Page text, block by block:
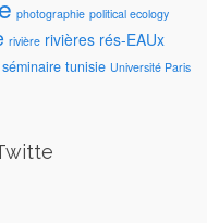
photographie political ecology
rivière rivières rés-EAUx
séminaire tunisie Université Paris